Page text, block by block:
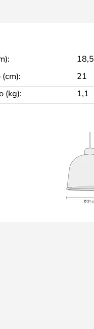
18,5
21
(kg):
1,1